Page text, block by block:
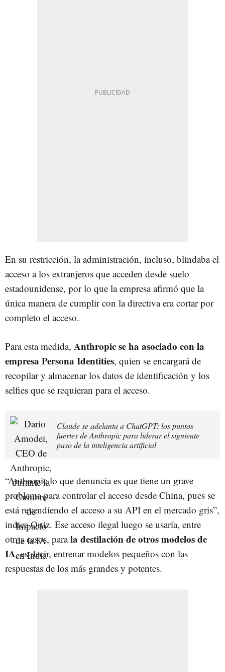
En su restricción, la administración, incluso, blindaba el
acceso a los extranjeros que acceden desde suelo
estadounidense, por lo que la empresa afirmó que la
única manera de cumplir con la directiva era cortar por
completo el acceso.
Para esta medida, Anthropic se ha asociado con la
empresa Persona Identities, quien se encargará de
recopilar y almacenar los datos de identificación y los
selfies que se requieran para el acceso.
Claude se adelanta a ChatGPT: los puntos
fuertes de Anthropic para liderar el siguiente
paso de la inteligencia artificial
“Anthropic lo que denuncia es que tiene un grave
problema para controlar el acceso desde China, pues se
está revendiendo el acceso a su API en el mercado gris”,
indica Ortiz. Ese acceso ilegal luego se usaría, entre
otros casos, parala destilación de otros modelos de
IA, es decir, entrenar modelos pequeños con las
respuestas de los más grandes y potentes.